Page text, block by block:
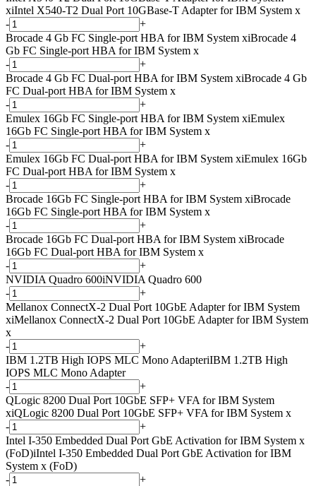
xiIntel X540-T2 Dual Port 10GBase-T Adapter for IBM System x
-
+
Brocade 4 Gb FC Single-port HBA for IBM System xiBrocade 4
Gb FC Single-port HBA for IBM System x
-
+
Brocade 4 Gb FC Dual-port HBA for IBM System xiBrocade 4 Gb
FC Dual-port HBA for IBM System x
-
+
Emulex 16Gb FC Single-port HBA for IBM System xiEmulex
16Gb FC Single-port HBA for IBM System x
-
+
Emulex 16Gb FC Dual-port HBA for IBM System xiEmulex 16Gb
FC Dual-port HBA for IBM System x
-
+
Brocade 16Gb FC Single-port HBA for IBM System xiBrocade
16Gb FC Single-port HBA for IBM System x
-
+
Brocade 16Gb FC Dual-port HBA for IBM System xiBrocade
16Gb FC Dual-port HBA for IBM System x
-
+
NVIDIA Quadro 600iNVIDIA Quadro 600
-
+
Mellanox ConnectX-2 Dual Port 10GbE Adapter for IBM System
xiMellanox ConnectX-2 Dual Port 10GbE Adapter for IBM System
x
-
+
IBM 1.2TB High IOPS MLC Mono AdapteriIBM 1.2TB High
IOPS MLC Mono Adapter
-
+
QLogic 8200 Dual Port 10GbE SFP+ VFA for IBM System
xiQLogic 8200 Dual Port 10GbE SFP+ VFA for IBM System x
-
+
Intel I-350 Embedded Dual Port GbE Activation for IBM System x
(FoD)iIntel I-350 Embedded Dual Port GbE Activation for IBM
System x (FoD)
-
+